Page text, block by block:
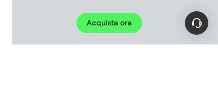
Acquista ora